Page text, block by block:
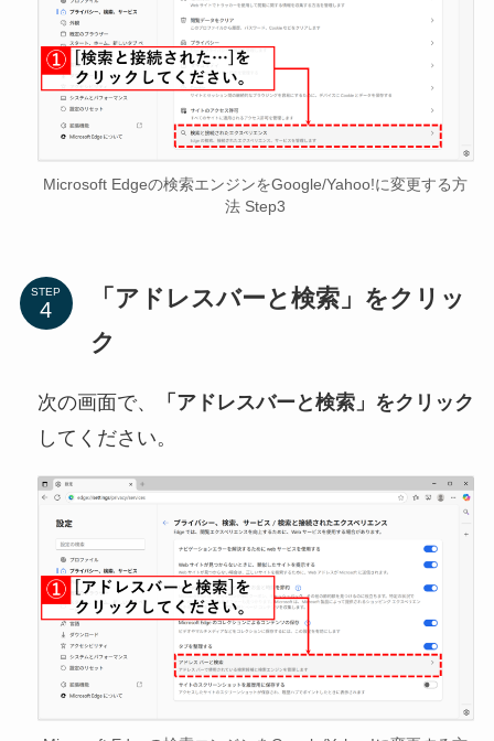
Microsoft Edgeの検索エンジンをGoogle/Yahoo!に変更する方
法 Step3
STEP
「アドレスバーと検索」をクリッ
ク
次の画面で、
「アドレスバーと検索」をクリック
してください。